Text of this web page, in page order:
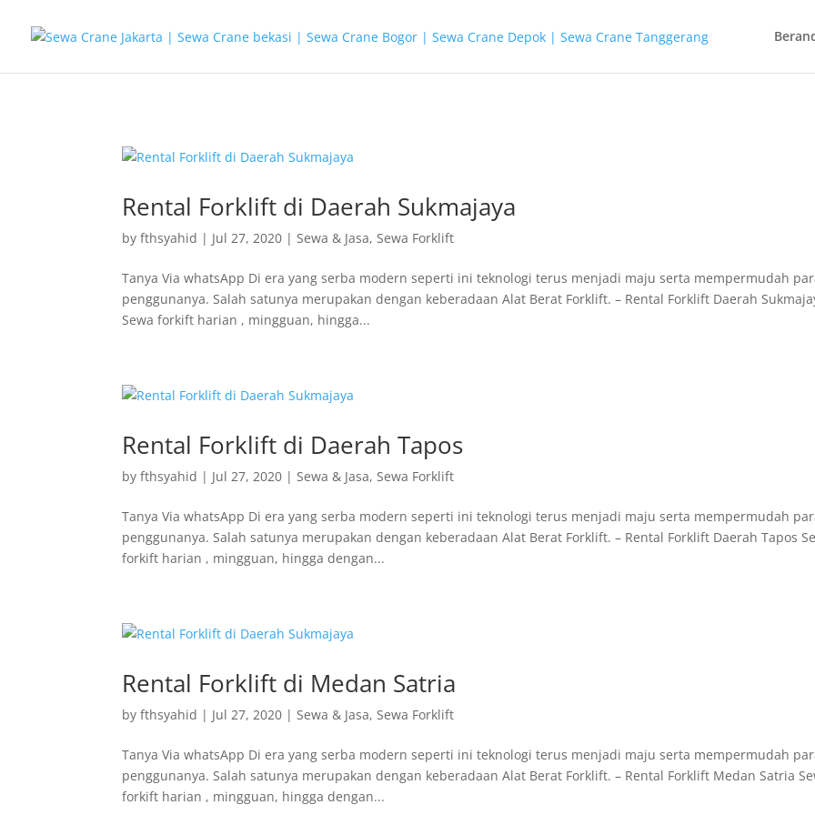
Rental Forklift di Daerah Sukmajaya
byfthsyahid | Jul 27, 2020 |Sewa & Jasa,Sewa Forklift
Tanya Via whatsApp Di era yang serba modern seperti ini teknologi terus menjadi maju serta mempermudah
penggunanya. Salah satunya merupakan dengan keberadaan Alat Berat Forklift. – Rental Forklift Daerah
Sewa forkift harian , mingguan, hingga...
Rental Forklift di Daerah Tapos
byfthsyahid | Jul 27, 2020 |Sewa & Jasa,Sewa Forklift
Tanya Via whatsApp Di era yang serba modern seperti ini teknologi terus menjadi maju serta mempermudah
penggunanya. Salah satunya merupakan dengan keberadaan Alat Berat Forklift. – Rental Forklift Daerah Tapos
forkift harian , mingguan, hingga dengan...
Rental Forklift di Medan Satria
byfthsyahid | Jul 27, 2020 |Sewa & Jasa,Sewa Forklift
Tanya Via whatsApp Di era yang serba modern seperti ini teknologi terus menjadi maju serta mempermudah
penggunanya. Salah satunya merupakan dengan keberadaan Alat Berat Forklift. – Rental Forklift Medan Satria
forkift harian , mingguan, hingga dengan...